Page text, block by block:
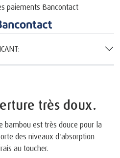
paiements Bancontact
très doux.
bambou est très douce pour la
des niveaux d'absorption
au toucher.